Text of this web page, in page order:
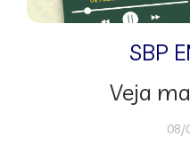
SBP
Veja
08/